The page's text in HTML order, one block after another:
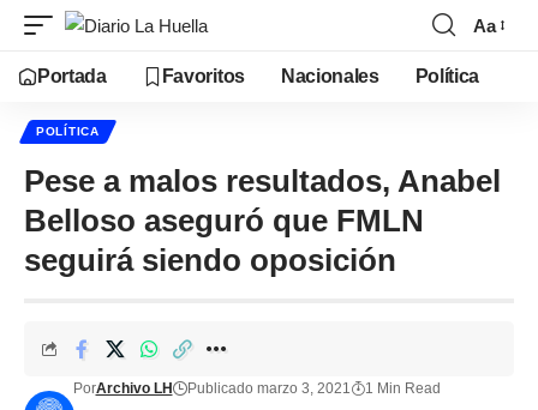
Aa
Portada Favoritos Nacionales Política
POLÍTICA
Pese a malos resultados, Anabel
Belloso aseguró que FMLN
seguirá siendo oposición
PorArchivo LH Publicado marzo 3, 2021 1 Min Read